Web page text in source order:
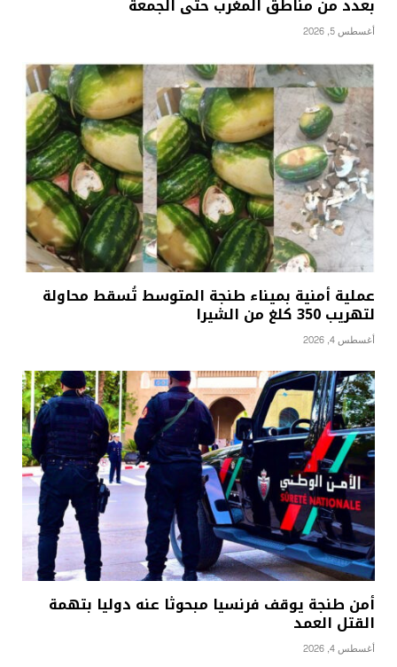
بعدد من مناطق المغرب حتى الجمعة
أغسطس 5, 2026
عملية أمنية بميناء طنجة المتوسط تُسقط محاولة
لتهريب 350 كلغ من الشيرا
أغسطس 4, 2026
أمن طنجة يوقف فرنسيا مبحوثا عنه دوليا بتهمة
القتل العمد
أغسطس 4, 2026